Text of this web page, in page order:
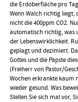
die Erdoberfläche pro
Wenn Walch richtig liegt,
nicht die 400ppm CO2.
automatisch richtig, was
der Lebenswirklichkeit.
geplagt und dezimiert.
Gottes und die Päpste
(Freiherr von Pastor/
Wochen erkrankte kaum
wieder gesund. Was
Stellen Sie sich mal vor,